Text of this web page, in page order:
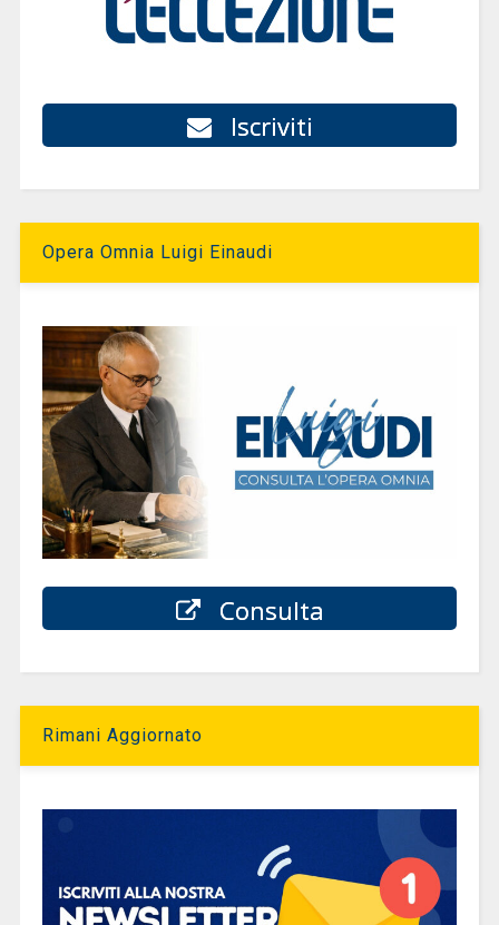
Iscriviti
Opera Omnia Luigi Einaudi
Consulta
Rimani Aggiornato